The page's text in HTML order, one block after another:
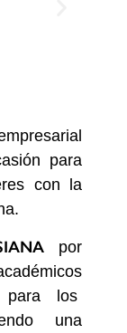
para
con la
por
para los
una